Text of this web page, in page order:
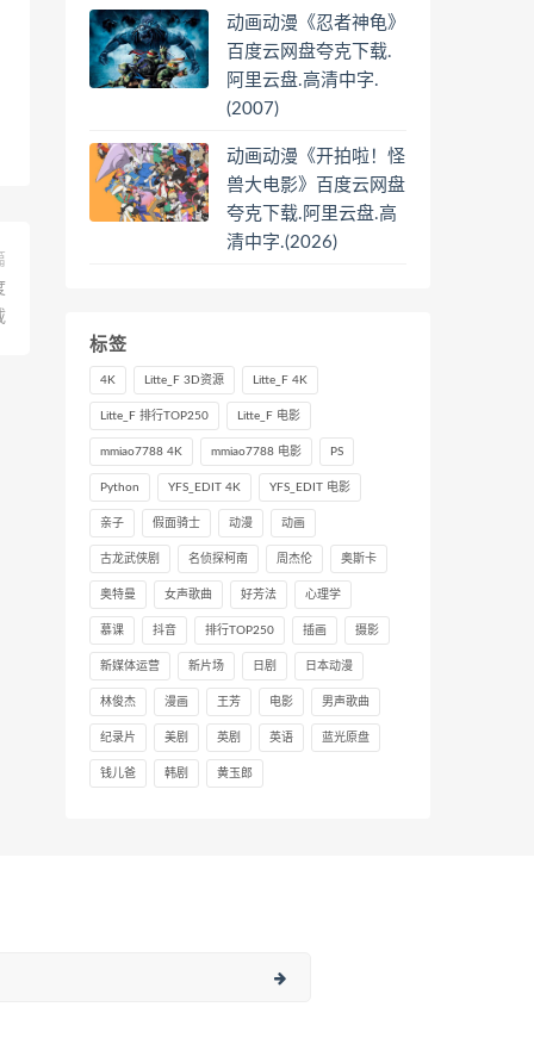
动画动漫《忍者神龟》
百度云网盘夸克下载.
阿里云盘.高清中字.
(2007)
动画动漫《开拍啦！怪
兽大电影》百度云网盘
夸克下载.阿里云盘.高
清中字.(2026)
标签
4K Litte_F 3D资源 Litte_F 4K
Litte_F 排行TOP250 Litte_F 电影
mmiao7788 4K mmiao7788 电影 PS
Python YFS_EDIT 4K YFS_EDIT 电影
亲子 假面骑士 动漫 动画
古龙武侠剧 名侦探柯南 周杰伦 奥斯卡
奥特曼 女声歌曲 好芳法 心理学
慕课 抖音 排行TOP250 插画 摄影
新媒体运营 新片场 日剧 日本动漫
林俊杰 漫画 王芳 电影 男声歌曲
纪录片 美剧 英剧 英语 蓝光原盘
钱儿爸 韩剧 黄玉郎